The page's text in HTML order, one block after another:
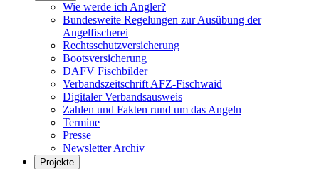
Wie werde ich Angler?
Bundesweite Regelungen zur Ausübung der
Angelfischerei
Rechtsschutzversicherung
Bootsversicherung
DAFV Fischbilder
Verbandszeitschrift AFZ-Fischwaid
Digitaler Verbandsausweis
Zahlen und Fakten rund um das Angeln
Termine
Presse
Newsletter Archiv
Projekte